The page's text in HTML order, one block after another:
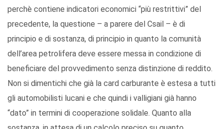
perchè contiene indicatori economici “più restrittivi” del
precedente, la questione – a parere del Csail – è di
principio e di sostanza, di principio in quanto la comunità
dell’area petrolifera deve essere messa in condizione di
beneficiare del provvedimento senza distinzione di reddito.
Non si dimentichi che già la card carburante è estesa a tutti
gli automobilisti lucani e che quindi i valligiani già hanno
“dato” in termini di cooperazione solidale. Quanto alla